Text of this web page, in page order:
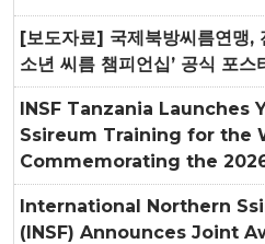
[보도자료] 국제북방씨름연맹,
소년 씨름 챔피언십’ 공식 포스
INSF Tanzania Launches
Ssireum Training for the
Commemorating the
International Northern
(INSF) Announces Joint